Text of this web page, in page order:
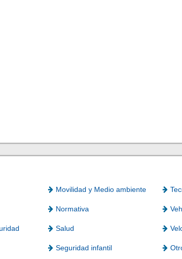
Movilidad y Medio ambiente
Normativa
Salud
Seguridad infantil